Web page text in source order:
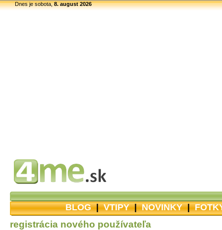
Dnes je sobota,8. august 2026
BLOG|VTIPY|NOVINKY|
registrácia nového používateľa